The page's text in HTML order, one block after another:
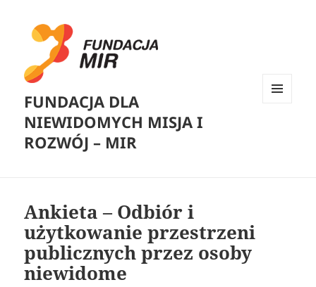
FUNDACJA DLA
NIEWIDOMYCH MISJA I
ROZWÓJ – MIR
Ankieta – Odbiór i
użytkowanie przestrzeni
publicznych przez osoby
niewidome